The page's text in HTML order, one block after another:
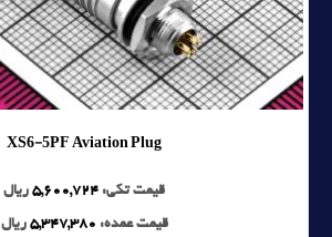
XS6-5PF Aviation Plug
قیمت تکی: 5,600,724 ریال
قیمت عمده: 5,347,380 ریال